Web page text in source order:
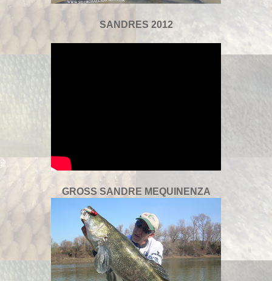
SANDRES 2012
GROSS SANDRE MEQUINENZA